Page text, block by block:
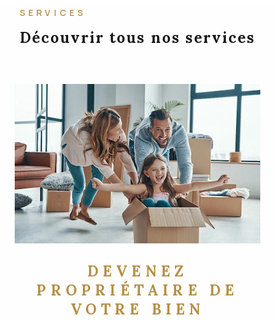
SERVICES
Découvrir tous nos services
DEVENEZ
PROPRIÉTAIRE DE
VOTRE BIEN